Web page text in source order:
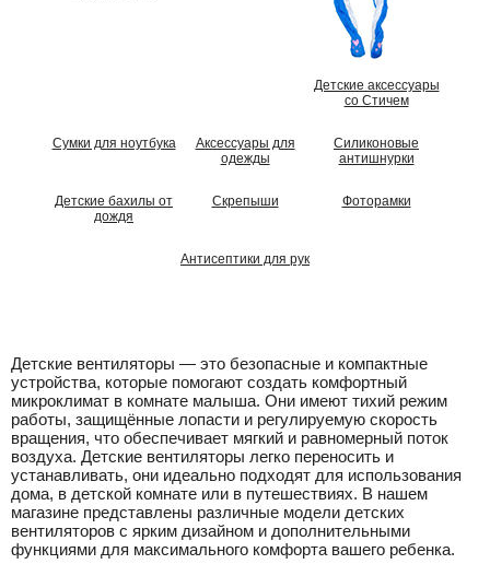
Детские аксессуары
со Стичем
Сумки для ноутбука
Аксессуары для
одежды
Силиконовые
антишнурки
Детские бахилы от
дождя
Скрепыши Фоторамки
Антисептики для рук
Детские вентиляторы — это безопасные и компактные
устройства, которые помогают создать комфортный
микроклимат в комнате малыша. Они имеют тихий режим
работы, защищённые лопасти и регулируемую скорость
вращения, что обеспечивает мягкий и равномерный поток
воздуха. Детские вентиляторы легко переносить и
устанавливать, они идеально подходят для использования
дома, в детской комнате или в путешествиях. В нашем
магазине представлены различные модели детских
вентиляторов с ярким дизайном и дополнительными
функциями для максимального комфорта вашего ребенка.